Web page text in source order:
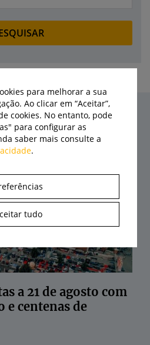
a 21 de agosto com
e centenas de
para melhorar a sua
Ao clicar em “Aceitar”,
cookies. No entanto, pode
para configurar as
saber mais consulte a
.
tudo